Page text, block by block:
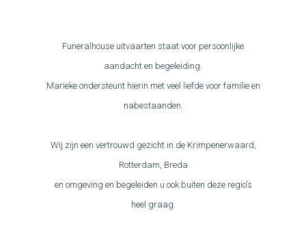
Funeralhouse uitvaarten staat voor persoonlijke
aandacht en begeleiding.
Marieke ondersteunt hierin met veel liefde voor familie en
nabestaanden.
Wij zijn een vertrouwd gezicht in de Krimpenerwaard,
Rotterdam, Breda
en omgeving en begeleiden u ook buiten deze regio's
heel graag.